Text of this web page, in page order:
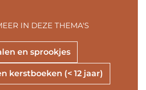
en sprookjes
kerstboeken (< 12 jaar)
IN DEZE THEMA'S